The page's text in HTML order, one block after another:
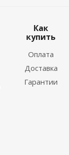
Как
купить
Оплата
Доставка
Гарантии